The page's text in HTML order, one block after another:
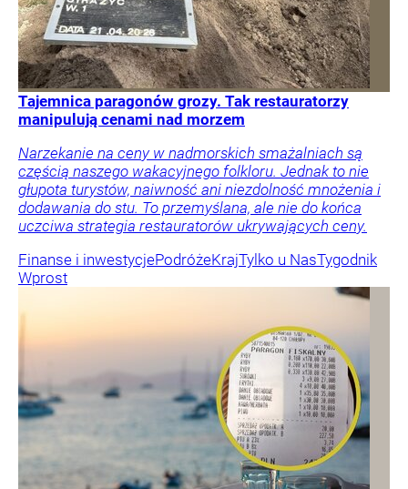
Tajemnica paragonów grozy. Tak restauratorzy
manipulują cenami nad morzem
Narzekanie na ceny w nadmorskich smażalniach są
częścią naszego wakacyjnego folkloru. Jednak to nie
głupota turystów, naiwność ani niezdolność mnożenia i
dodawania do stu. To przemyślana, ale nie do końca
uczciwa strategia restauratorów ukrywających ceny.
Finanse i inwestycjePodróżeKrajTylko u NasTygodnik
Wprost